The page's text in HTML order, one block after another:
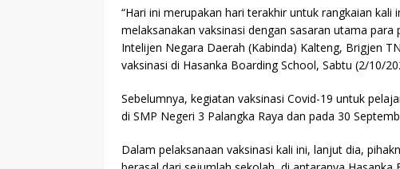
“Hari ini merupakan hari terakhir untuk rangkaian
melaksanakan vaksinasi dengan sasaran utama
Intelijen Negara Daerah (Kabinda) Kalteng, Brigjen
vaksinasi di Hasanka Boarding School, Sabtu (2/10/
Sebelumnya, kegiatan vaksinasi Covid-19 untuk
di SMP Negeri 3 Palangka Raya dan pada 30
Dalam pelaksanaan vaksinasi kali ini, lanjut dia,